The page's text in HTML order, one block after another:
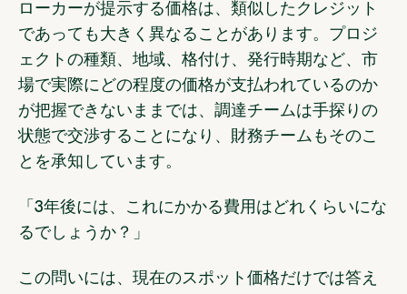
ローカーが提示する価格は、類似したクレジット
であっても大きく異なることがあります。プロジ
ェクトの種類、地域、格付け、発行時期など、市
場で実際にどの程度の価格が支払われているのか
が把握できないままでは、調達チームは手探りの
状態で交渉することになり、財務チームもそのこ
とを承知しています。
「3年後には、これにかかる費用はどれくらいにな
るでしょうか？」
この問いには、現在のスポット価格だけでは答え